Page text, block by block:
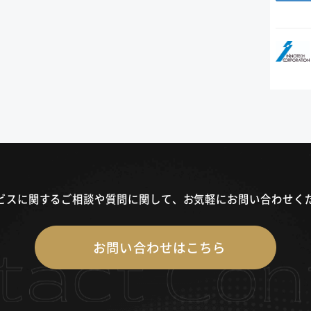
スに関するご相談や質問に関して、 お気軽にお問い合わせく
お問い合わせはこちら